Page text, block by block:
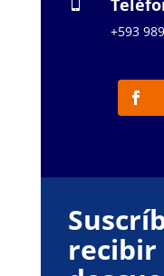

+593
recibir